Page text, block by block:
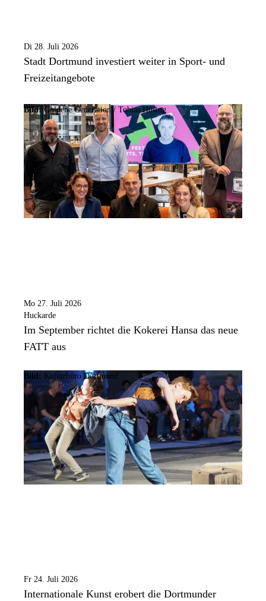
Di 28. Juli 2026
Stadt Dortmund investiert weiter in Sport- und
Freizeitangebote
Bild: Goldene Generation / Tobias Hüsing
Mo 27. Juli 2026
Huckarde
Im September richtet die Kokerei Hansa das neue
FATT aus
Bild: Kulturbüro Dortmund
Fr 24. Juli 2026
Internationale Kunst erobert die Dortmunder